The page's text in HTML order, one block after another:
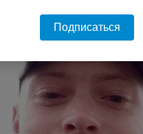
Подписаться